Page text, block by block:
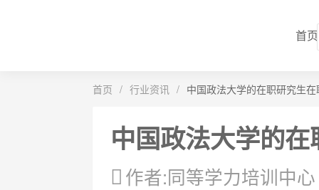
首页
首页 / 行业资讯 / 中国政法大学的在职研究生在
中国政法大学的
作者:同等学力培训中心